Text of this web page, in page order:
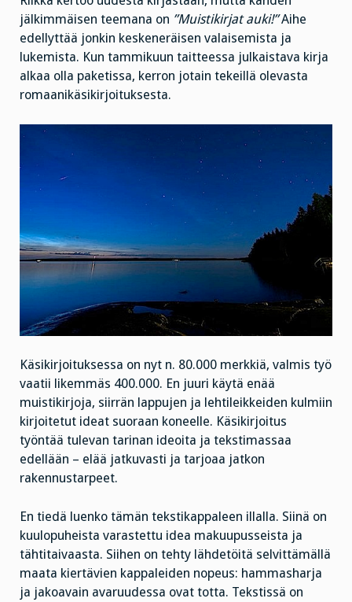
jälkimmäisen teemana on ”Muistikirjat auki!”Aihe
edellyttää jonkin keskeneräisen valaisemista ja
lukemista. Kun tammikuun taitteessa julkaistava kirja
alkaa olla paketissa, kerron jotain tekeillä olevasta
romaanikäsikirjoituksesta.
Käsikirjoituksessa on nyt n. 80.000 merkkiä, valmis työ
vaatii likemmäs 400.000. En juuri käytä enää
muistikirjoja, siirrän lappujen ja lehtileikkeiden kulmiin
kirjoitetut ideat suoraan koneelle. Käsikirjoitus
työntää tulevan tarinan ideoita ja tekstimassaa
edellään – elää jatkuvasti ja tarjoaa jatkon
rakennustarpeet.
En tiedä luenko tämän tekstikappaleen illalla. Siinä on
kuulopuheista varastettu idea makuupusseista ja
tähtitaivaasta. Siihen on tehty lähdetöitä selvittämällä
maata kiertävien kappaleiden nopeus: hammasharja
ja jakoavain avaruudessa ovat totta. Tekstissä on